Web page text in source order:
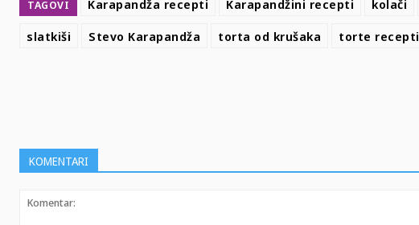
TAGOVI Karapandža recepti Karapandžini recepti kolači
slatkiši
Stevo Karapandža torta od krušaka torte recepti
KOMENTARI